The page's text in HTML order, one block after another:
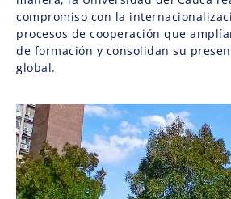
compromiso con la
procesos de cooperación que
de formación y consolidan su
global.